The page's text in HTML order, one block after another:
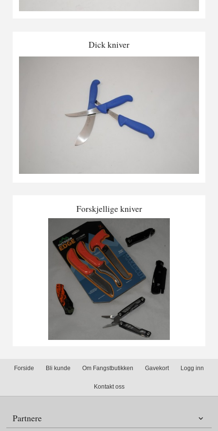
Dick kniver
Forskjellige kniver
Forside Bli kunde Om Fangstbutikken Gavekort Logg inn
Kontakt oss
Partnere